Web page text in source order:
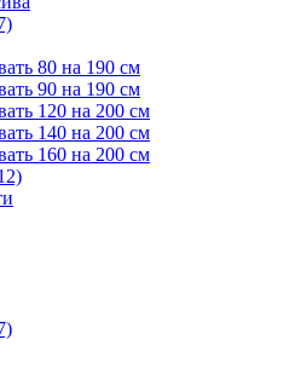
80 на 190 см
90 на 190 см
120 на 200 см
140 на 200 см
160 на 200 см